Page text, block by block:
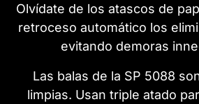
Olvídate de los atascos de
retroceso automático los
evitando demoras
Las balas de la SP 5088
limpias. Usan triple atado